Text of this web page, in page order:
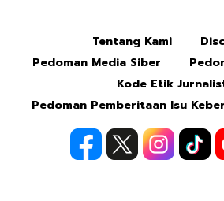
Tentang Kami
Pedoman Media Siber
Kode Etik
Pedoman Pemberitaan Isu